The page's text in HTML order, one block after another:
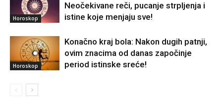
Horoskop
Neočekivane reči, pucanje strpljenja i
istine koje menjaju sve!
Horoskop
Konačno kraj bola: Nakon dugih patnji,
ovim znacima od danas započinje
period istinske sreće!